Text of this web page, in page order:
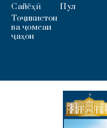
Сайёҳӣ
Тоҷикистон
ва ҷомеаи
ҷаҳон
Пул